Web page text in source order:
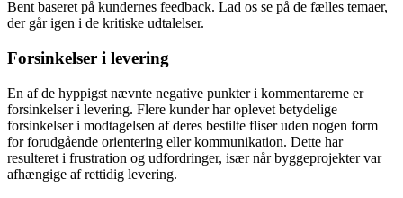
Bent baseret på kundernes feedback. Lad os se på de fælles temaer,
der går igen i de kritiske udtalelser.
Forsinkelser i levering
En af de hyppigst nævnte negative punkter i kommentarerne er
forsinkelser i levering. Flere kunder har oplevet betydelige
forsinkelser i modtagelsen af deres bestilte fliser uden nogen form
for forudgående orientering eller kommunikation. Dette har
resulteret i frustration og udfordringer, især når byggeprojekter var
afhængige af rettidig levering.